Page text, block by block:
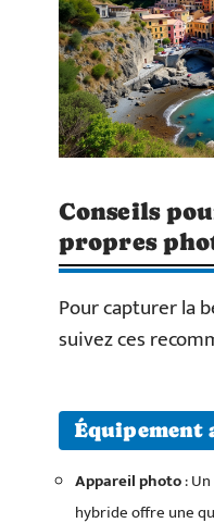
Conseils
propres
Pour capturer la
suivez ces
Équipement
Appareil photo:
hybride offre une